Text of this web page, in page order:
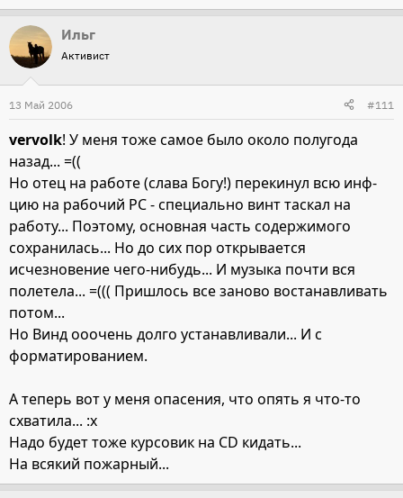
Ильг
Активист
13 Май 2006 #111
vervolk! У меня тоже самое было около полугода
назад... =((
Но отец на работе (слава Богу!) перекинул всю инф-
цию на рабочий РС - специально винт таскал на
работу... Поэтому, основная часть содержимого
сохранилась... Но до сих пор открывается
исчезновение чего-нибудь... И музыка почти вся
полетела... =((( Пришлось все заново востанавливать
потом...
Но Винд ооочень долго устанавливали... И с
форматированием.
А теперь вот у меня опасения, что опять я что-то
схватила... :x
Надо будет тоже курсовик на СD кидать...
На всякий пожарный...